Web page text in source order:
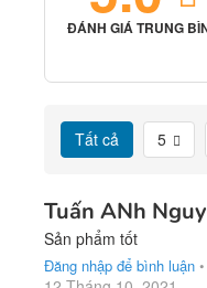
ĐÁNH GIÁ TRUNG
Tất cả 5
Tuấn ANh
Sản phẩm tốt
Đăng nhập để bình luận •